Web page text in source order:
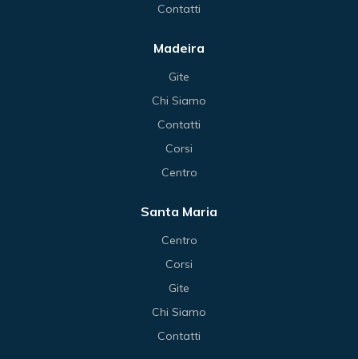
Contatti
Madeira
Gite
Chi Siamo
Contatti
Corsi
Centro
Santa Maria
Centro
Corsi
Gite
Chi Siamo
Contatti